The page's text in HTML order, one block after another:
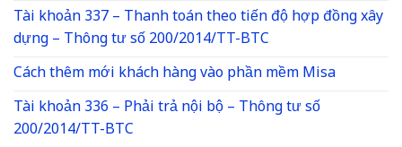
Tài khoản 337 – Thanh toán theo tiến độ hợp đồng xây
dựng – Thông tư số 200/2014/TT-BTC
Cách thêm mới khách hàng vào phần mềm Misa
Tài khoản 336 – Phải trả nội bộ – Thông tư số
200/2014/TT-BTC